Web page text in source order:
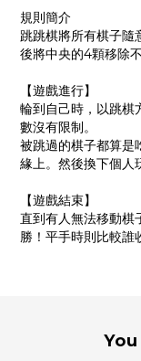
規則簡介
跳跳棋將所有棋子隨
後將中央的4顆移除不
【遊戲進行】
輪到自己時，以跳棋
數沒有限制。
被跳過的棋子都算是
緣上。然後換下個人
【遊戲結束】
直到有人無法移動棋
勝！平手時則比較誰